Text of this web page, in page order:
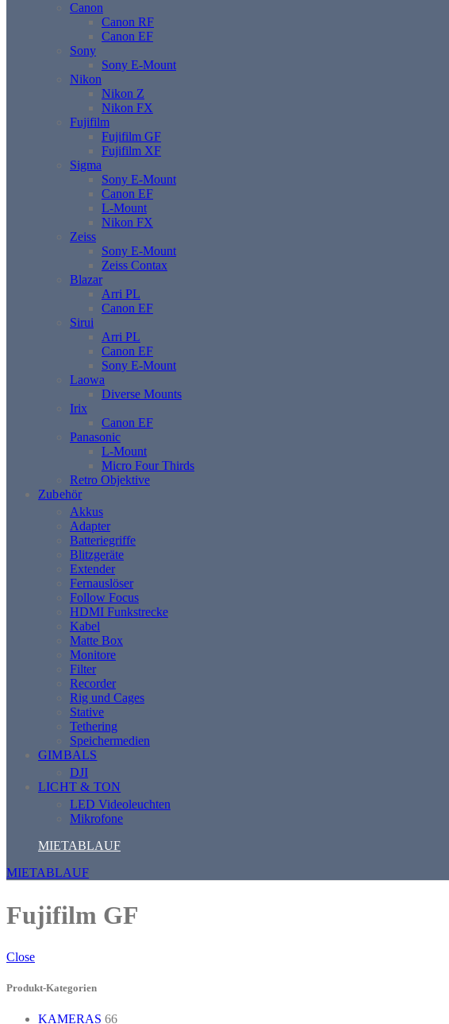
Canon
Canon RF
Canon EF
Sony
Sony E-Mount
Nikon
Nikon Z
Nikon FX
Fujifilm
Fujifilm GF
Fujifilm XF
Sigma
Sony E-Mount
Canon EF
L-Mount
Nikon FX
Zeiss
Sony E-Mount
Zeiss Contax
Blazar
Arri PL
Canon EF
Sirui
Arri PL
Canon EF
Sony E-Mount
Laowa
Diverse Mounts
Irix
Canon EF
Panasonic
L-Mount
Micro Four Thirds
Retro Objektive
Zubehör
Akkus
Adapter
Batteriegriffe
Blitzgeräte
Extender
Fernauslöser
Follow Focus
HDMI Funkstrecke
Kabel
Matte Box
Monitore
Filter
Recorder
Rig und Cages
Stative
Tethering
Speichermedien
GIMBALS
DJI
LICHT & TON
LED Videoleuchten
Mikrofone
MIETABLAUF
MIETABLAUF
Fujifilm GF
Close
Produkt-Kategorien
KAMERAS 66